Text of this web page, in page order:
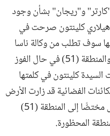
و"ريجان" بشأن وجود
هيلاري كلينتون صرحت في
الانتخابية عام 2016 بأنها سوف تطلب من وكالة ناسا
كشف حقيقة الكائنات الفضائية والمنطقة (51) في حال الفوز
وفي مارس 2016 قالت السيدة كلينتون في كلمتها
الفضائية قد زارت الأرض
من قبل، وسوف أرسل فريق عمل مختصًّا إلى المنطقة (51)
المحظورة.